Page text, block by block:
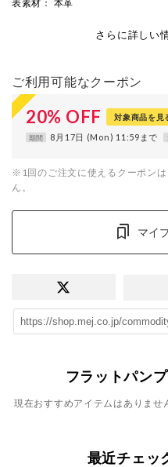
表素材 ： 本革
さらに詳しい
ご利用可能なクーポン
20% OFF 対象商品を見
期間 8月17日 (Mon) 11:59まで
※1回のご注文に使えるクーポン
ん。
マイ
フラットパン
現在おすすめアイテムはありませ
最近チェッ